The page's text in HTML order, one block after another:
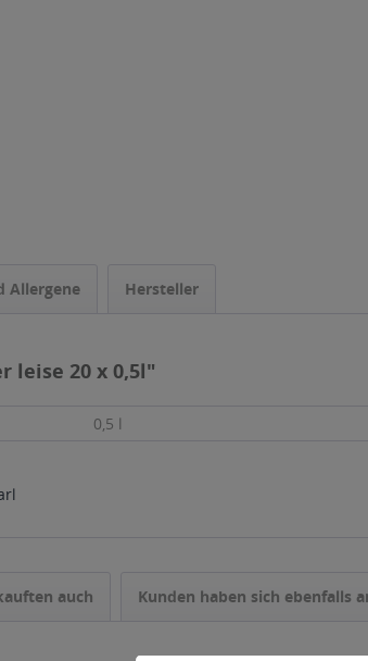
Allergene Hersteller
leise 20 x 0,5l"
0,5 l
auch Kunden haben sich ebenfalls